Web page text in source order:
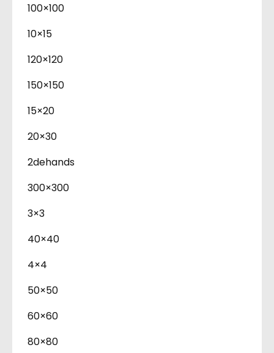
100×100
10×15
120×120
150×150
15×20
20×30
2dehands
300×300
3×3
40×40
4×4
50×50
60×60
80×80